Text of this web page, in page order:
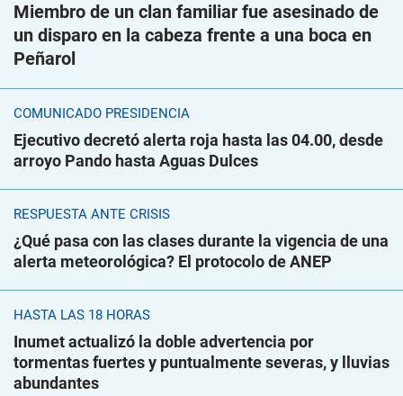
Miembro de un clan familiar fue asesinado de
un disparo en la cabeza frente a una boca en
Peñarol
COMUNICADO PRESIDENCIA
Ejecutivo decretó alerta roja hasta las 04.00, desde
arroyo Pando hasta Aguas Dulces
RESPUESTA ANTE CRISIS
¿Qué pasa con las clases durante la vigencia de una
alerta meteorológica? El protocolo de ANEP
HASTA LAS 18 HORAS
Inumet actualizó la doble advertencia por
tormentas fuertes y puntualmente severas, y lluvias
abundantes